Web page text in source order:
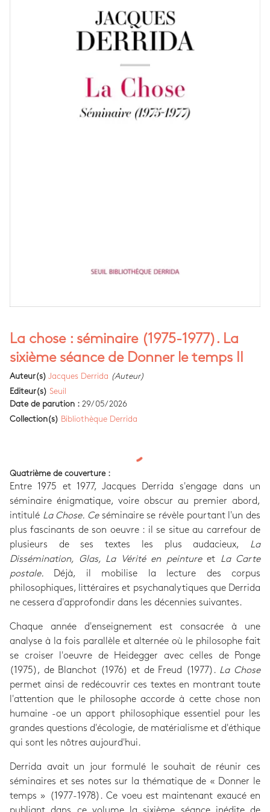
La chose : séminaire (1975-1977). La
sixième séance de Donner le temps II
Auteur(s) Jacques Derrida (Auteur)
Editeur(s) Seuil
Date de parution : 29/05/2026
Collection(s) Bibliothèque Derrida
Quatrième de couverture :
Entre 1975 et 1977, Jacques Derrida s'engage dans un
séminaire énigmatique, voire obscur au premier abord,
intitulé La Chose. Ceséminaire se révèle pourtant l'un des
plus fascinants de son oeuvre : il se situe au carrefour de
plusieurs de ses textes les plus audacieux, La
Dissémination, Glas, La Vérité en peintureet La Carte
postale.
Déjà, il mobilise la lecture des corpus
philosophiques, littéraires et psychanalytiques que Derrida
ne cessera d'approfondir dans les décennies suivantes.
Chaque année d'enseignement est consacrée à une
analyse à la fois parallèle et alternée où le philosophe fait
se croiser l'oeuvre de Heidegger avec celles de Ponge
(1975), de Blanchot (1976) et de Freud (1977). La Chose
permet ainsi de redécouvrir ces textes en montrant toute
l'attention que le philosophe accorde à cette chose non
humaine -oe un apport philosophique essentiel pour les
grandes questions d'écologie, de matérialisme et d'éthique
qui sont les nôtres aujourd'hui.
Derrida avait un jour formulé le souhait de réunir ces
séminaires et ses notes sur la thématique de « Donner le
temps » (1977-1978). Ce voeu est maintenant exaucé en